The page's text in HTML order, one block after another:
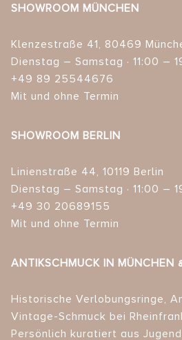
SHOWROOM MÜNCHEN
Klenzestraße 41, 80469
Dienstag – Samstag · 11:00 –
+49 89 25544676
Mit und ohne Termin
SHOWROOM BERLIN
Linienstraße 44, 10119 Berlin
Dienstag – Samstag · 11:00 –
+49 30 20689155
Mit und ohne Termin
ANTIKSCHMUCK IN MÜNCHEN
Historische Verlobungsringe,
Vintage-Schmuck bei
Persönlich kuratiert aus